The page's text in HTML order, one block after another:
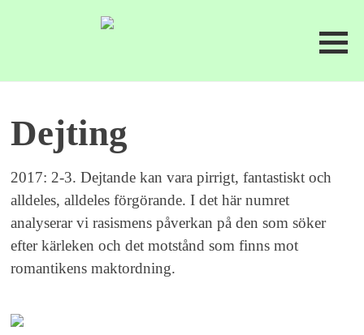
Dejting
2017: 2-3. Dejtande kan vara pirrigt, fantastiskt och
alldeles, alldeles förgörande. I det här numret
analyserar vi rasismens påverkan på den som söker
efter kärleken och det motstånd som finns mot
romantikens maktordning.